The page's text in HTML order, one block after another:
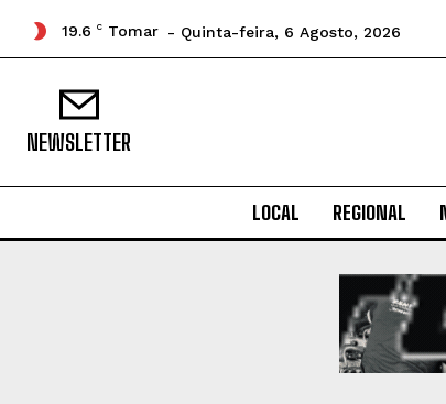
19.6 C Tomar - Quinta-feira, 6 Agosto, 2026
NEWSLETTER
LOCAL REGIONAL